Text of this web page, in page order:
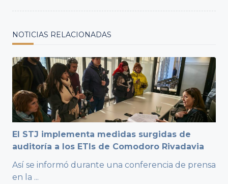
NOTICIAS RELACIONADAS
El STJ implementa medidas surgidas de
auditoría a los ETIs de Comodoro Rivadavia
Así se informó durante una conferencia de prensa
en la ...